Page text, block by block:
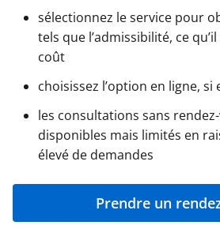
sélectionnez le service pour
tels que l’admissibilité, ce
coût
choisissez l’option en ligne,
les consultations sans
disponibles mais limités en
élevé de demandes
Prendre un